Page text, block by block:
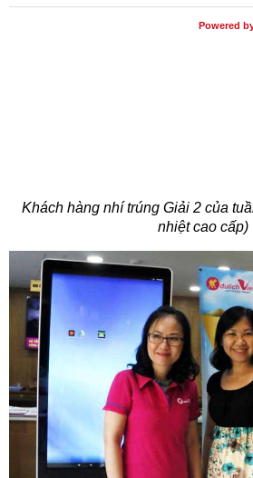
Powered
Khách hàng nhí trúng Giải 2 của
nhiệt cao cấp)